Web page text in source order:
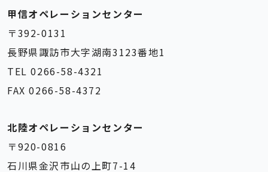
甲信オペレーションセンター
〒392-0131
長野県諏訪市大字湖南3123番地1
TEL 0266-58-4321
FAX 0266-58-4372
北陸オペレーションセンター
〒920-0816
石川県金沢市山の上町7-14